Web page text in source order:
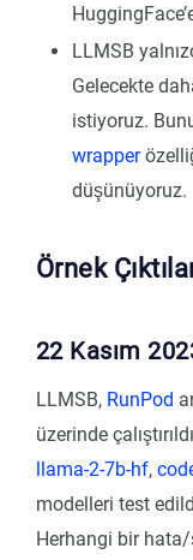
LLMSB
Gelecekte
istiyoruz.
wrapper
düşünüyoruz.
Örnek
22 Kasım
LLMSB, RunPod
üzerinde
llama-2-7b-hf,
modelleri test
Herhangi bir